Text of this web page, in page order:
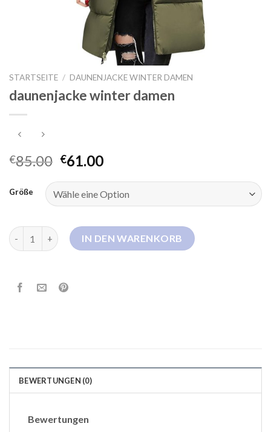
STARTSEITE / DAUNENJACKE WINTER DAMEN
daunenjacke winter damen
€85.00 €61.00
Größe
daunenjacke winter damen Menge
IN DEN WARENKORB
BEWERTUNGEN (0)
Bewertungen